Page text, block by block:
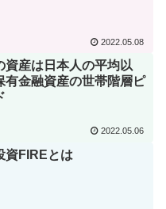
2022.05.08
資産は日本人の平均以
有金融資産の世帯階層ピ
2022.05.06
資FIREとは